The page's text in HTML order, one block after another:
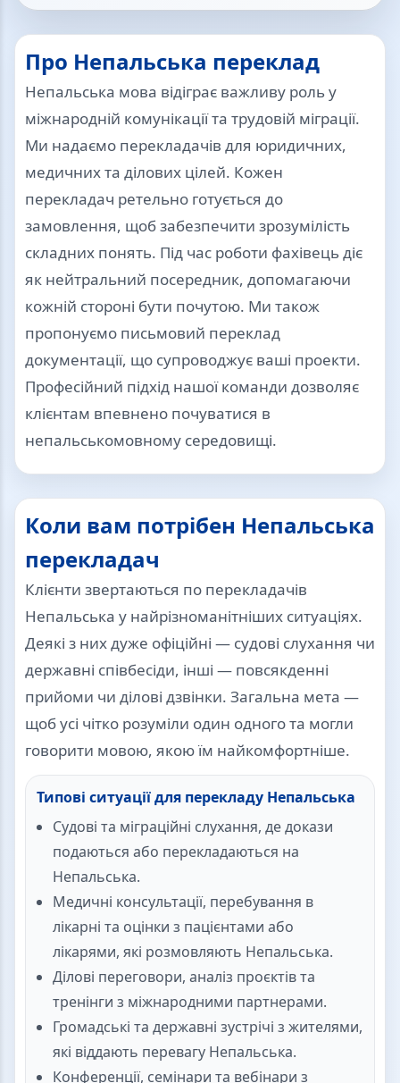
Про Непальська переклад
Непальська мова відіграє важливу роль у
міжнародній комунікації та трудовій міграції.
Ми надаємо перекладачів для юридичних,
медичних та ділових цілей. Кожен
перекладач ретельно готується до
замовлення, щоб забезпечити зрозумілість
складних понять. Під час роботи фахівець діє
як нейтральний посередник, допомагаючи
кожній стороні бути почутою. Ми також
пропонуємо письмовий переклад
документації, що супроводжує ваші проекти.
Професійний підхід нашої команди дозволяє
клієнтам впевнено почуватися в
непальськомовному середовищі.
Коли вам потрібен Непальська
перекладач
Клієнти звертаються по перекладачів
Непальська у найрізноманітніших ситуаціях.
Деякі з них дуже офіційні — судові слухання чи
державні співбесіди, інші — повсякденні
прийоми чи ділові дзвінки. Загальна мета —
щоб усі чітко розуміли один одного та могли
говорити мовою, якою їм найкомфортніше.
Типові ситуації для перекладу Непальська
Судові та міграційні слухання, де докази
подаються або перекладаються на
Непальська.
Медичні консультації, перебування в
лікарні та оцінки з пацієнтами або
лікарями, які розмовляють Непальська.
Ділові переговори, аналіз проєктів та
тренінги з міжнародними партнерами.
Громадські та державні зустрічі з жителями,
які віддають перевагу Непальська.
Конференції, семінари та вебінари з